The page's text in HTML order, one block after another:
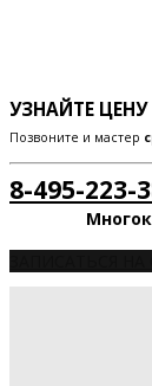
УЗНАЙТЕ
Позвоните и мастер
8-495-223-